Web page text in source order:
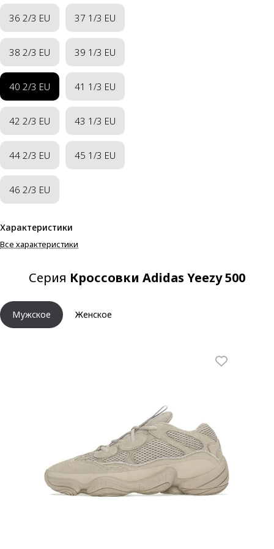
36 2/3 EU 37 1/3 EU
38 2/3 EU 39 1/3 EU
40 2/3 EU 41 1/3 EU
42 2/3 EU 43 1/3 EU
44 2/3 EU 45 1/3 EU
46 2/3 EU
Характеристики
Все характеристики
Серия Кроссовки Adidas Yeezy 500
Мужское Женское